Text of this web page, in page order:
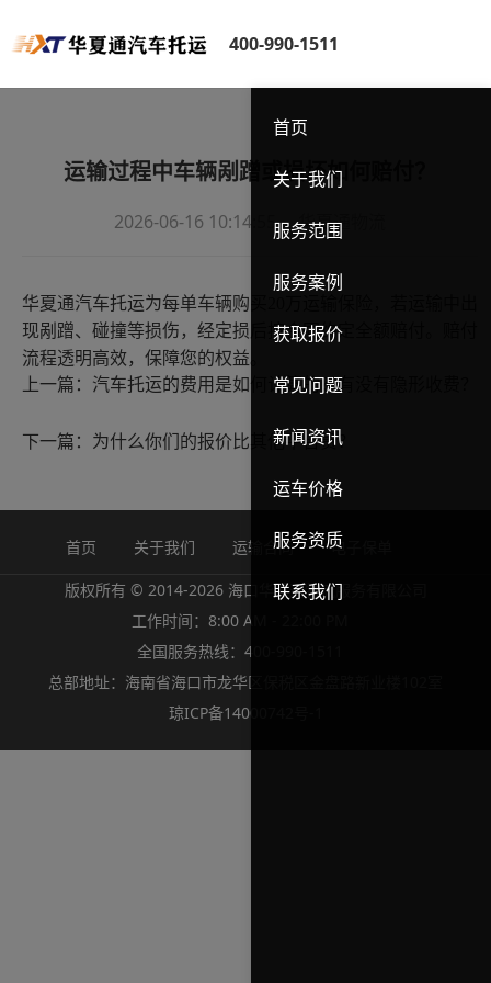
400-990-1511
首页
关于我们
服务范围
服务案例
获取报价
常见问题
新闻资讯
运车价格
服务资质
联系我们
运输过程中车辆剐蹭或损坏如何赔付？
2026-06-16 10:14:55 华夏通物流
华夏通汽车托运为每单车辆购买
现剐蹭、碰撞等损伤，经定损后按合同约定全额赔付。赔付
流程透明高效，保障您的权益。
上一篇： 汽车托运的费用是如何计算的？有没有隐形收费？
下一篇： 为什么你们的报价比其他平台贵？
首页 关于我们 运输合同 电子保单
版权所有 © 2014-2026 海口华夏通物流服务有限公司
工作时间：8:00 AM - 22:00 PM
全国服务热线：400-990-1511
总部地址：海南省海口市龙华区保税区金盘路新业楼102室
琼ICP备14000742号-1